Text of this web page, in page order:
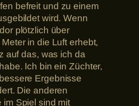
befreit und zu einem
wird. Wenn
plötzlich über
in die Luft erhebt,
auf das, was ich da
Ich bin ein Züchter,
Ergebnisse
Die anderen
im Spiel sind mit